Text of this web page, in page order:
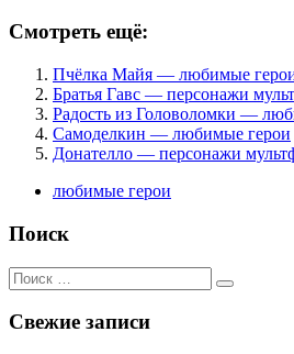
Смотреть ещё:
Пчёлка Майя — любимые
Братья Гавс — персонажи
Радость из Головоломки —
Самоделкин — любимые герои
Донателло — персонажи
любимые герои
Поиск
Поиск
для:
Свежие записи